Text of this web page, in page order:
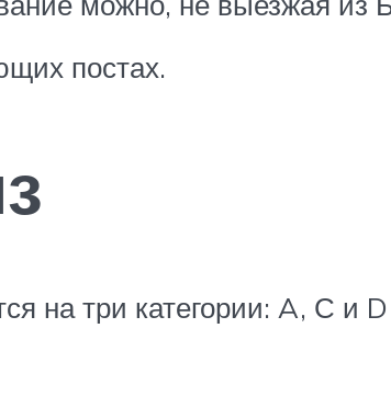
постах.
на три категории: A, С и